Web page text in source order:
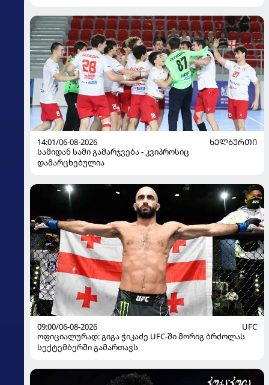
14:01/06-08-2026
ᲮᲔᲚᲑᲣᲠᲗᲘ
სამიდან სამი გამარჯვება - კვიპროსიც
დამარცხებულია
09:00/06-08-2026
UFC
ოფიციალურად: გიგა ჭიკაძე UFC-ში მორიგ ბრძოლას
სექტემბერში გამართავს